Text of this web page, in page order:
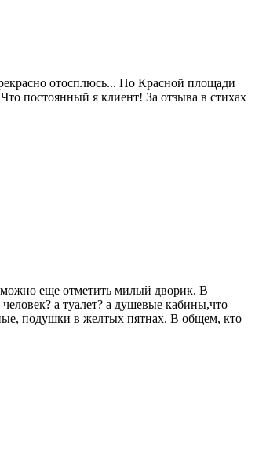
отосплюсь... По Красной площади
постоянный я клиент! За отзыва в стихах
можно еще отметить милый дворик. В
а туалет? а душевые кабины,что
подушки в желтых пятнах. В общем, кто